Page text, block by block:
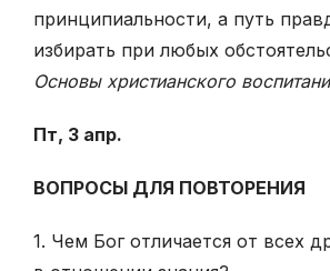
принципиальности, а путь
избирать при любых
Основы христианского
Пт, 3 апр.
ВОПРОСЫ ДЛЯ ПОВТОРЕНИЯ
1. Чем Бог отличается от всех